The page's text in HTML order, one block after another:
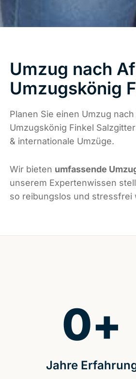
Umzug nach
Umzugskönig
Planen Sie einen Umzug
Umzugskönig Finkel
& internationale Umzüge.
Wir bieten umfassende
unserem Expertenwissen
so reibungslos und stressfrei
Jahre
0+